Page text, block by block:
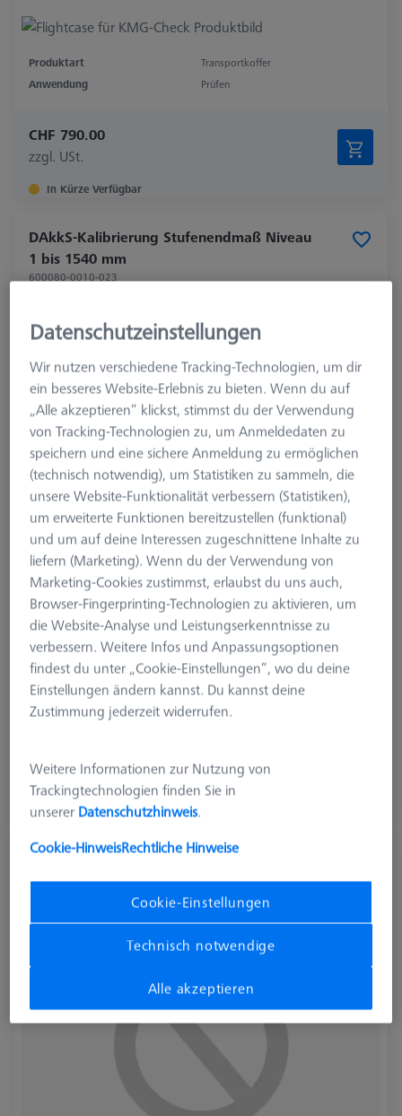
Produktart
Transportkoffer
Anwendung
Prüfen
CHF 790.00
zzgl. USt.
In Kürze Verfügbar
DAkkS-Kalibrierung Stufenendmaß Niveau
1 bis 1540 mm
600080-0010-023
Produktart
Kalibrierung
Anwendung
Kalibrieren
zzgl. USt.
Längere Lieferzeit
CALYPSO KMG-RT-Check, BasLic, PC
626001-0230-020
Datenschutzeinstellungen
Wir nutzen verschiedene Tracking-Technologien, um dir
ein besseres Website-Erlebnis zu bieten. Wenn du auf
„Alle akzeptieren“ klickst, stimmst du der Verwendung
von Tracking-Technologien zu, um Anmeldedaten zu
speichern und eine sichere Anmeldung zu ermöglichen
(technisch notwendig), um Statistiken zu sammeln, die
unsere Website-Funktionalität verbessern (Statistiken),
um erweiterte Funktionen bereitzustellen (funktional)
und um auf deine Interessen zugeschnittene Inhalte zu
liefern (Marketing). Wenn du der Verwendung von
Marketing-Cookies zustimmst, erlaubst du uns auch,
Browser-Fingerprinting-Technologien zu aktivieren, um
die Website-Analyse und Leistungserkenntnisse zu
verbessern. Weitere Infos und Anpassungsoptionen
findest du unter „Cookie-Einstellungen“, wo du deine
Einstellungen ändern kannst. Du kannst deine
Zustimmung jederzeit widerrufen.
Weitere Informationen zur Nutzung von
Trackingtechnologien finden Sie in
unserer Datenschutzhinweis.
Cookie-HinweisRechtliche Hinweise
Cookie-Einstellungen
Technisch notwendige
Alle akzeptieren